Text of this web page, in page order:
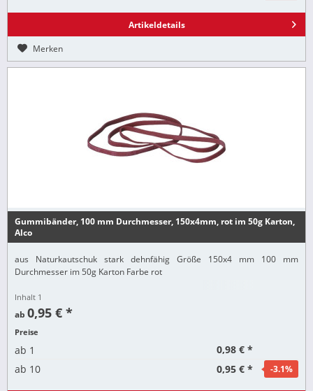
Artikeldetails
Merken
Gummibänder, 100 mm Durchmesser, 150x4mm, rot im 50g Karton,
Alco
aus Naturkautschuk stark dehnfähig Größe 150x4 mm 100 mm
Durchmesser im 50g Karton Farbe rot
Inhalt 1
ab0,95 € *
Preise
ab 1
0,98 € *
ab 10 0,95 € * -3.1%